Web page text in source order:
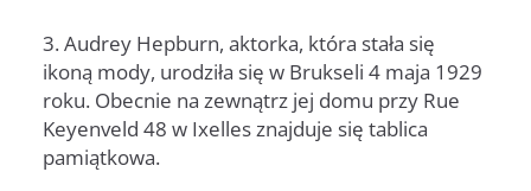
3. Audrey Hepburn, aktorka, która stała się
ikoną mody, urodziła się w Brukseli 4 maja 1929
roku. Obecnie na zewnątrz jej domu przy Rue
Keyenveld 48 w Ixelles znajduje się tablica
pamiątkowa.